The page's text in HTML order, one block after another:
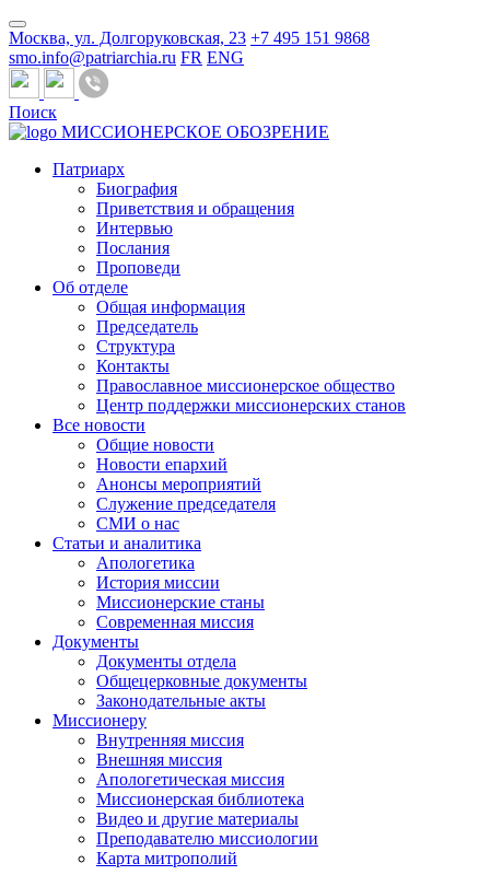
Москва, ул. Долгоруковская, 23 +7 495 151 9868
smo.info@patriarchia.ru FR ENG
Поиск
МИССИОНЕРСКОЕ ОБОЗРЕНИЕ
Патриарх
Биография
Приветствия и обращения
Интервью
Послания
Проповеди
Об отделе
Общая информация
Председатель
Структура
Контакты
Православное миссионерское общество
Центр поддержки миссионерских станов
Все новости
Общие новости
Новости епархий
Анонсы мероприятий
Служение председателя
СМИ о нас
Статьи и аналитика
Апологетика
История миссии
Миссионерские станы
Современная миссия
Документы
Документы отдела
Общецерковные документы
Законодательные акты
Миссионеру
Внутренняя миссия
Внешняя миссия
Апологетическая миссия
Миссионерская библиотека
Видео и другие материалы
Преподавателю миссиологии
Карта митрополий